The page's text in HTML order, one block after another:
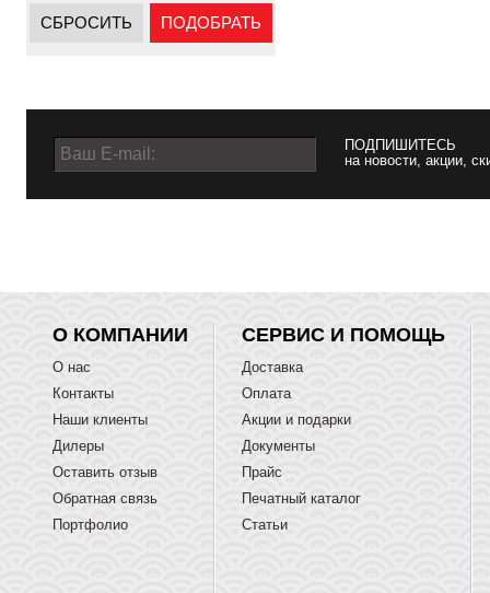
СБРОСИТЬ ПОДОБРАТЬ
ПОДПИШИТЕСЬ
на новости, акции,
О КОМПАНИИ
О нас
Контакты
Наши клиенты
Дилеры
Оставить отзыв
Обратная связь
Портфолио
СЕРВИС И ПОМОЩЬ
Доставка
Оплата
Акции и подарки
Документы
Прайс
Печатный каталог
Статьи